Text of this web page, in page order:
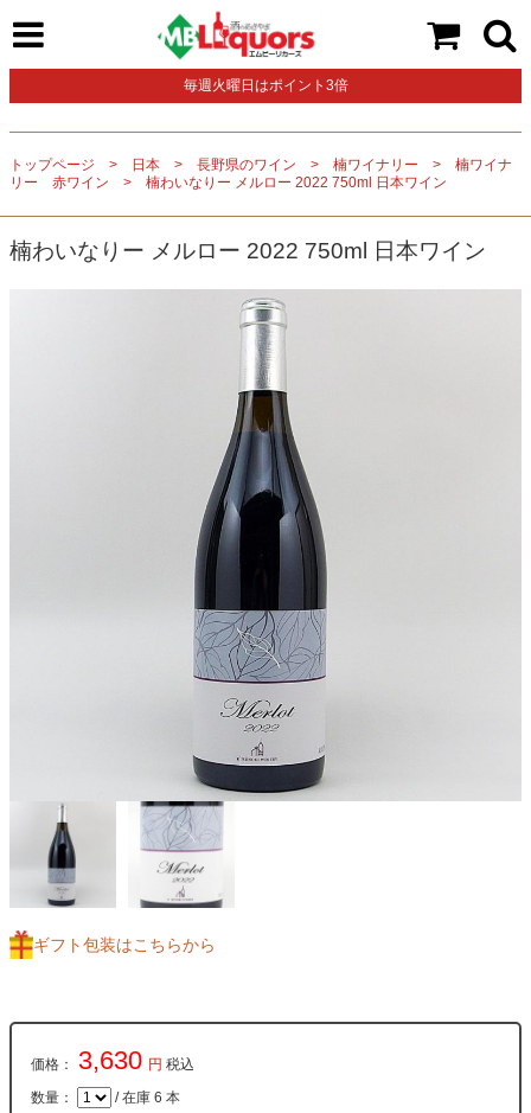
毎週火曜日はポイント3倍
トップページ 日本 長野県のワイン 楠ワイナリー
楠ワイナ
リー 赤ワイン
楠わいなりー メルロー 2022 750ml 日本ワイン
楠わいなりー メルロー 2022 750ml 日本ワイン
ギフト包装はこちらから
価格： 3,630 円 税込
数量： / 在庫 6 本